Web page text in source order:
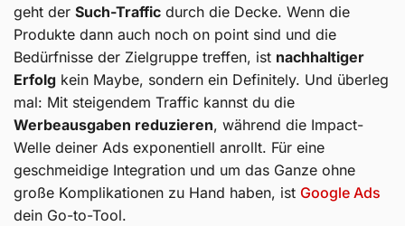
geht der Such-Traffic durch die Decke. Wenn die
Produkte dann auch noch on point sind und die
Bedürfnisse der Zielgruppe treffen, ist nachhaltiger
Erfolg kein Maybe, sondern ein Definitely. Und überleg
mal: Mit steigendem Traffic kannst du die
Werbeausgaben reduzieren, während die Impact-
Welle deiner Ads exponentiell anrollt. Für eine
geschmeidige Integration und um das Ganze ohne
große Komplikationen zu Hand haben, ist Google Ads
dein Go-to-Tool.